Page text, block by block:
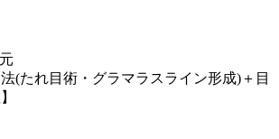
(たれ目術・グラマラスライン形成)＋目